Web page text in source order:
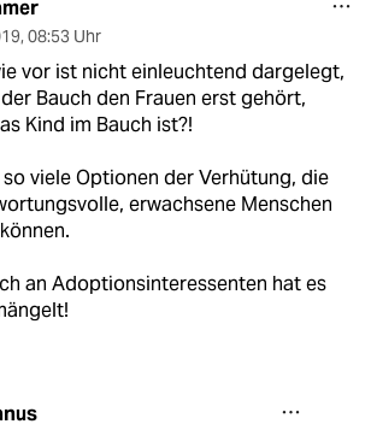
, 08:53 Uhr
vor ist nicht einleuchtend dargelegt,
Bauch den Frauen erst gehört,
Kind im Bauch ist?!
viele Optionen der Verhütung, die
erwachsene Menschen
an Adoptionsinteressenten hat es